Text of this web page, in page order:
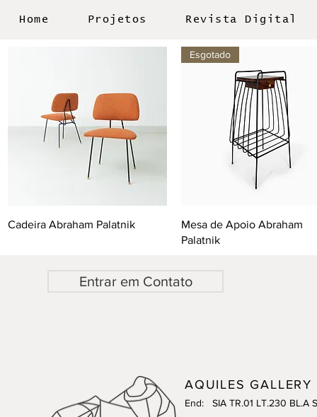
Home Projetos Revista Digital
Cadeira Abraham Palatnik
Esgotado
Mesa de Apoio Abraham
Palatnik
Entrar em Contato
AQUILES GALLERY
End: SIA TR.01 LT.230 BL.A